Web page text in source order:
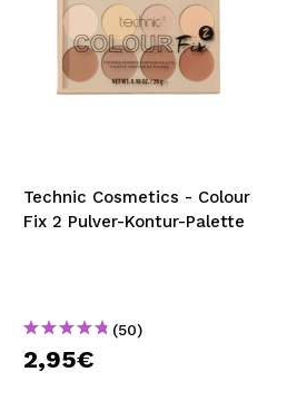
Technic Cosmetics - Colour
Fix 2 Pulver-Kontur-Palette
(50)
2,95€